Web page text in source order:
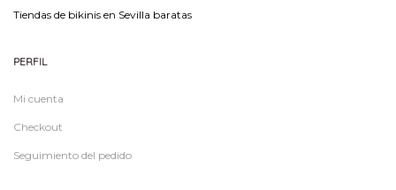
Tiendas de bikinis en Sevilla baratas
PERFIL
Mi cuenta
Checkout
Seguimiento del pedido